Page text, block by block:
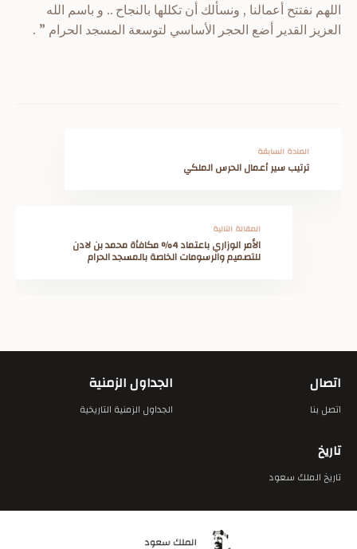
اللهم نفتتح أعمالنا , ونسألك أن تكللها بالنجاح .. و باسم الله
العزيز القدير أضع الحجر الأساسي لتوسعة المسجد الحرام ” .
المادة السابقة
ترتيب سير أعمال الحرس الملكي
المقالة التالية
الأمر الوزاري باعتماد 4% مكافأة محمد بن لادن
للتصميم والرسومات الخاصة بالمسجد الحرام
اتصال
اتصل بنا
الجداول الزمنية
الجداول الزمنية التاريخية
تاريخ
تاريخ الملك سعود